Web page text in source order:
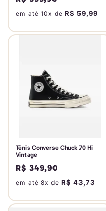
normal
em até 10x de R$ 59,99
Tênis Converse Chuck 70 Hi
Vintage
Preço
normal
R$ 349,90
em até 8x de R$ 43,73